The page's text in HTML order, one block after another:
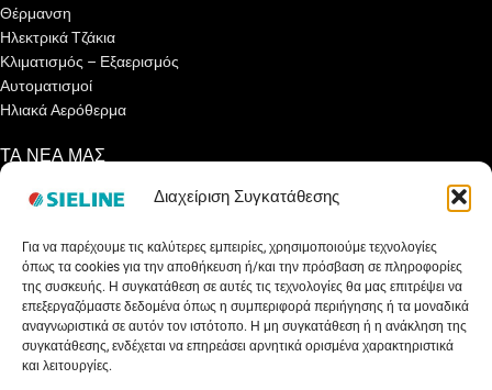
Διαχείριση Συγκατάθεσης
Για να παρέχουμε τις καλύτερες εμπειρίες, χρησιμοποιούμε τεχνολογίες
όπως τα cookies για την αποθήκευση ή/και την πρόσβαση σε πληροφορίες
της συσκευής. Η συγκατάθεση σε αυτές τις τεχνολογίες θα μας επιτρέψει να
επεξεργαζόμαστε δεδομένα όπως η συμπεριφορά περιήγησης ή τα μοναδικά
αναγνωριστικά σε αυτόν τον ιστότοπο. Η μη συγκατάθεση ή η ανάκληση της
συγκατάθεσης, ενδέχεται να επηρεάσει αρνητικά ορισμένα χαρακτηριστικά
και λειτουργίες.
Θέρμανση
Ηλεκτρικά Τζάκια
Κλιματισμός – Εξαερισμός
Αυτοματισμοί
Ηλιακά Αερόθερμα
ΤΑ ΝΕΑ ΜΑΣ
Ενημερωτικά Άρθρα
Συνεντεύξεις
Εκθέσεις
Net Metering
Εξοικονομώ Αυτονομώ
Επιδότηση Ηλιακού 2023